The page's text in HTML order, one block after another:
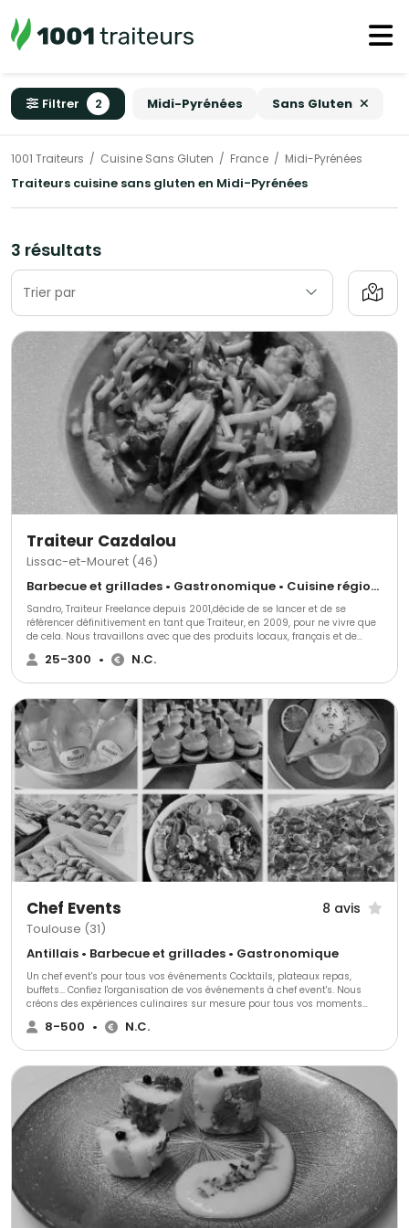
Filtrer 2 Midi-Pyrénées Sans Gluten
1001 Traiteurs Cuisine Sans Gluten France Midi-Pyrénées
Traiteurs cuisine sans gluten en Midi-Pyrénées
3 résultats
Trier par
Traiteur Cazdalou
Lissac-et-Mouret (46)
Barbecue et grillades • Gastronomique • Cuisine régionale
Sandro, Traiteur Freelance depuis 2001,décide de se lancer et de se
référencer définitivement en tant que Traiteur, en 2009, pour ne vivre que
de cela. Nous travaillons avec que des produits locaux, français et de
saison tout au long de l'année. Nos produits proviennent des alentours,
nous ne proposons que des produits locaux.
25-300 • N.C.
Chef Events 8 avis
Toulouse (31)
Antillais • Barbecue et grillades • Gastronomique
Un chef event's pour tous vos événements Cocktails, plateaux repas,
buffets... Confiez l'organisation de vos événements à chef event's. Nous
créons des expériences culinaires sur mesure pour tous vos moments
spéciaux, en entreprise comme à la maison.
8-500 • N.C.